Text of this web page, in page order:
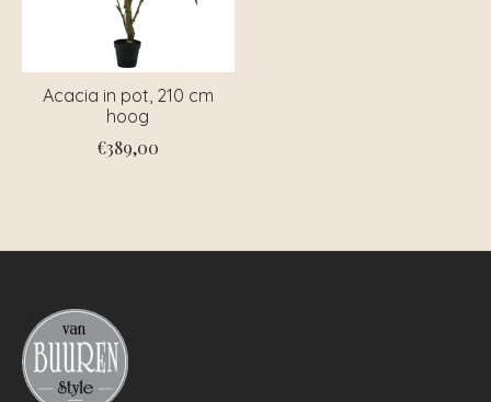
Acacia in pot, 210 cm
hoog
€389,00